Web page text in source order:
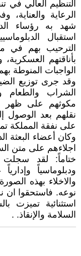
التنظيم العالي في
الرعاية
شهد به رؤساء
استقبال
الترحيب بهم في
بأناقتهم
الواجبات المنوطة
وقد جرى توزيع
الشراب والطعام
مكوثهم على ظهر
نقلهم بعد الوصول
على نفقة المملكة
وكان أعضاء البعثة
اجلاءهم على متن
ختاماً: لقد سجلت
ودبلوماسياً
والاخلاء بهذه
نوعه. فاستحقوا ان
استثنائية تميزت
السلامة والإنقاذ. .